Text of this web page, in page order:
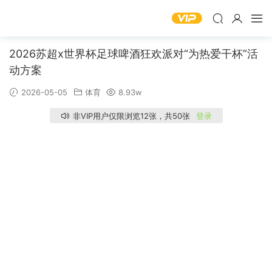
2026苏超x世界杯足球啤酒狂欢派对“为热爱干杯”活
动方案
2026-05-05 体育 8.93w
非VIP用户仅限浏览12张，共50张 登录